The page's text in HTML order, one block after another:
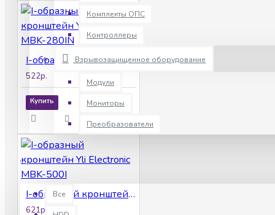
Комплекты ОПС
Контроллеры
Взрывозащищенное оборудование
Модули
Мониторы
Преобразователи
Все
Все
I-oбразный кронштейн Yli Electronic MBK-280IN
522р.
Купить
I-oбразный кронштейн Yli Electronic MBK-500I
621р.